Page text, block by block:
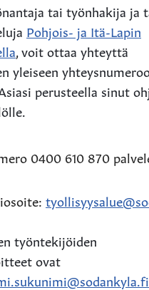
tai työnhakija ja
Pohjois- ja Itä-Lapin
, voit ottaa yhteyttä
yleiseen
perusteella sinut
0400 610 870
työntekijöiden
ovat